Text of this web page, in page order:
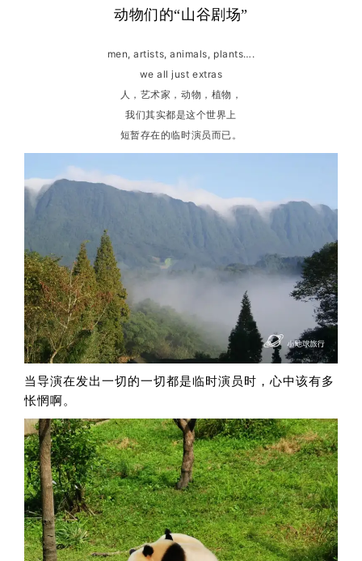
动物们的“山谷剧场”
men, artists, animals, plants….
we all just extras
人，艺术家，动物，植物，
我们其实都是这个世界上
短暂存在的临时演员而已。
当导演在发出一切的一切都是临时演员时，心中该有多
怅惘啊。